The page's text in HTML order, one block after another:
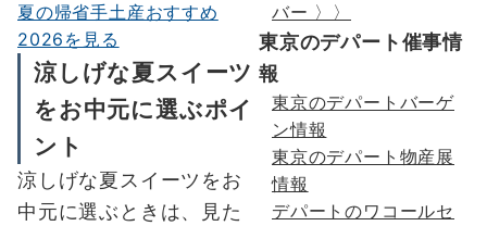
夏の帰省手土産おすすめ
2026を見る
涼しげな夏スイーツ
をお中元に選ぶポイ
ント
涼しげな夏スイーツをお
中元に選ぶときは、見た
バー 〉〉
東京のデパート催事情
報
東京のデパートバーゲ
ン情報
東京のデパート物産展
情報
デパートのワコールセ